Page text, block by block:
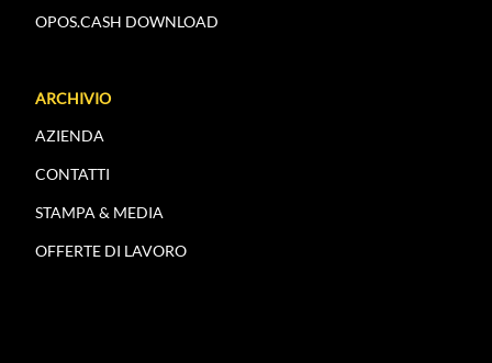
OPOS.CASH DOWNLOAD
ARCHIVIO
AZIENDA
CONTATTI
STAMPA & MEDIA
OFFERTE DI LAVORO